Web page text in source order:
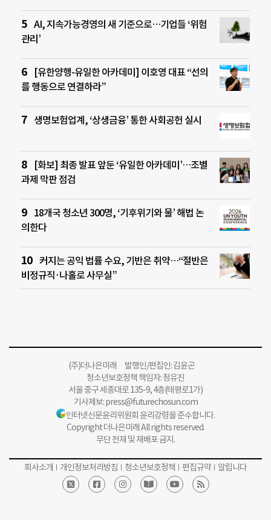
AI, 지속가능경영의 새 기준으로…기업들 ‘위험
관리’
[유한양행-유일한 아카데미] 이호영 대표 “선의
를 행동으로 연결하라”
생명보험업계, ‘상생금융’ 통한 사회공헌 실시
[화보] 최종 발표 앞둔 ‘유일한 아카데미’…조별
과제 막판 점검
18개국 청소년 300명, ‘기후위기와 물’ 해법 논
의한다
커지는 공익 법률 수요, 기반은 취약…“절반은
비정규직·나홀로 사무실”
(주)더나은미래 발행인/편집인: 김윤곤
청소년보호정책 책임자: 정유진
서울 중구 세종대로 135-9, 4층(태평로1가)
기사제보:press@futurechosun.com
인터넷신문윤리위원회 윤리강령을 준수합니다.
Copyright 더나은미래 All rights reserved.
무단 전재 및 재배포 금지.
회사소개 개인정보처리방침 청소년보호정책 편집규약 알립니다